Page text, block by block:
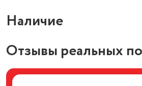
Тип нагревательного элемента
Наличие
Отзывы реальных